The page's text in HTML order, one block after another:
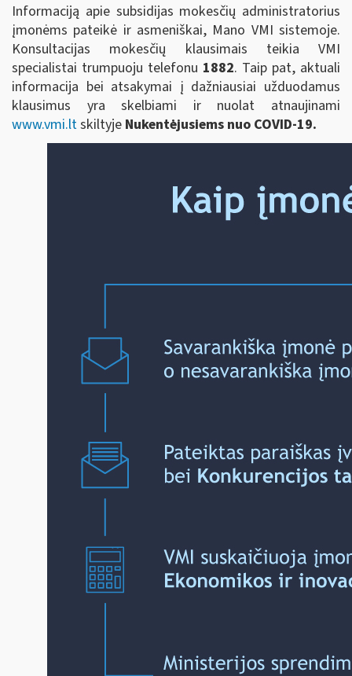
Informaciją apie subsidijas mokesčių administratorius
įmonėms pateikė ir asmeniškai, Mano VMI sistemoje.
Konsultacijas mokesčių klausimais teikia VMI
specialistai trumpuoju telefonu 1882. Taip pat, aktuali
informacija bei atsakymai į dažniausiai užduodamus
klausimus yra skelbiami ir nuolat atnaujinami
www.vmi.ltskiltyje Nukentėjusiems nuo COVID-19.